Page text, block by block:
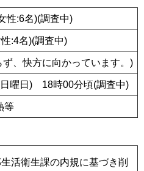
性:6名)(調査中)
:4名)(調査中)
、快方に向かっています。)
曜日) 18時00分頃(調査中)
等
活衛生課の内規に基づき削